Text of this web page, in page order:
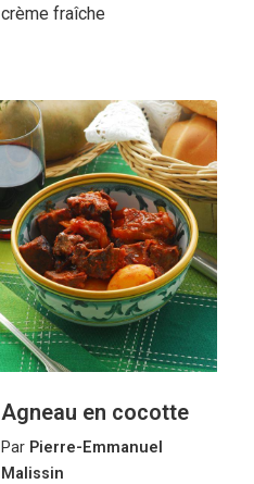
crème fraîche
Agneau en cocotte
Par Pierre-Emmanuel
Malissin